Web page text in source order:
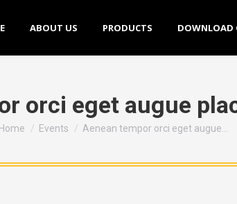
ABOUT US PRODUCTS DOWNLOAD
orci eget augue
You are here:
Home Events Aenean tempor orci eget augue…